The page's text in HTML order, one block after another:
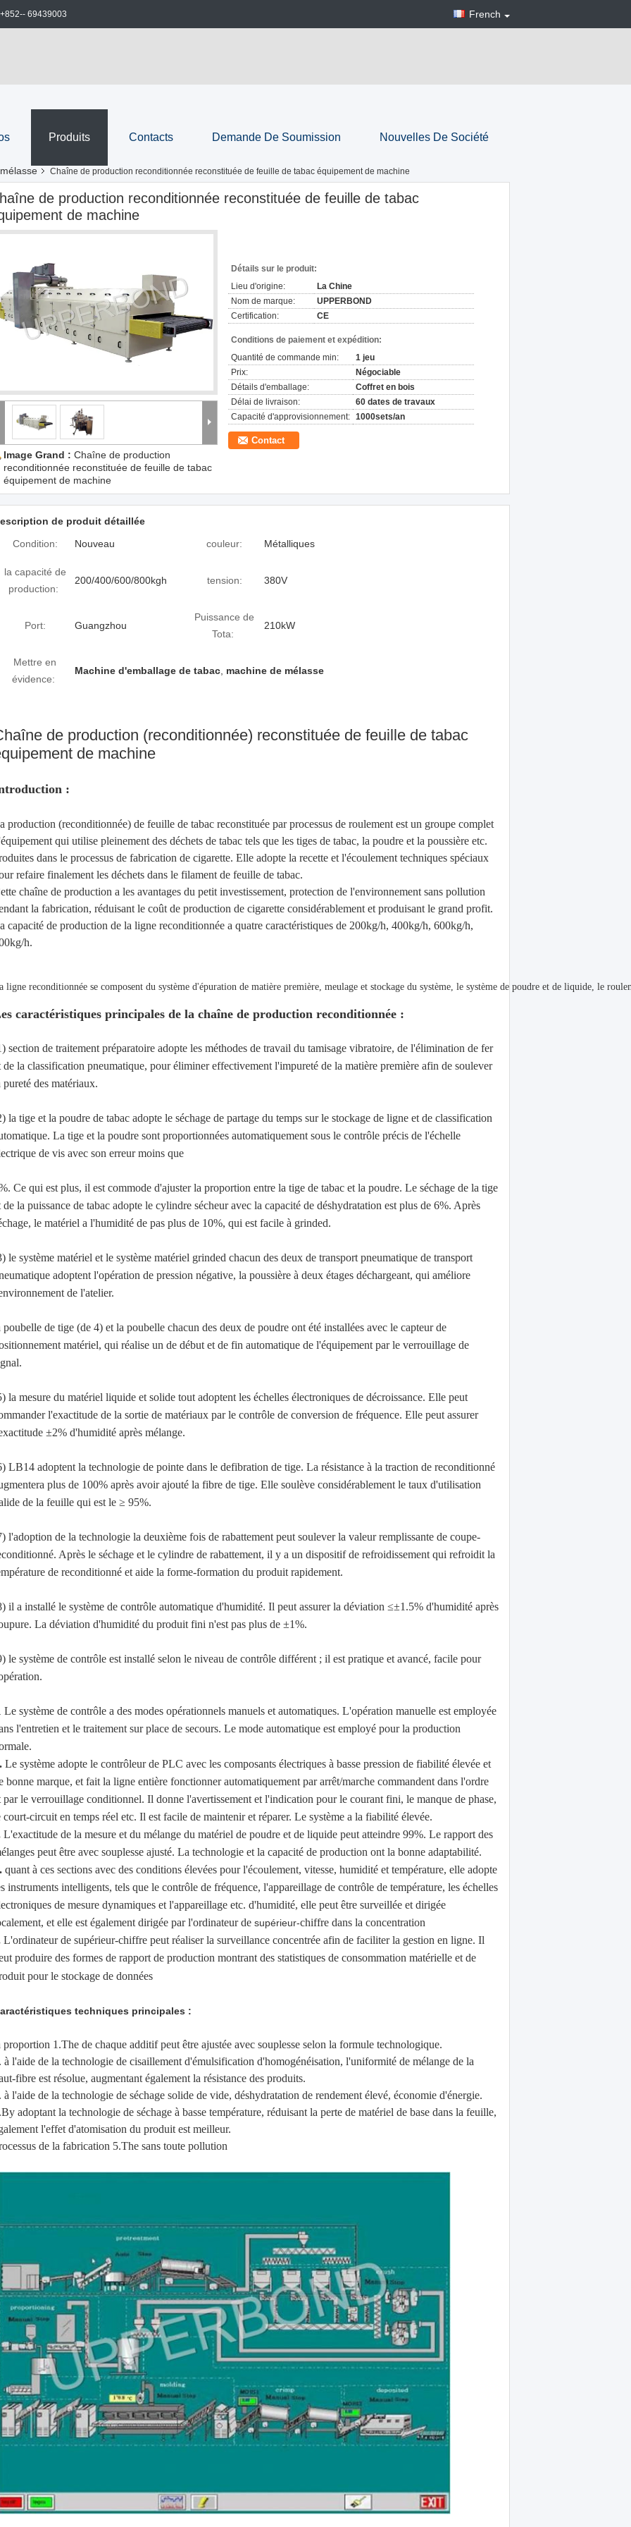
+852-- 69439003 French
Produits Contacts Demande De Soumission Nouvelles De Société
Chaîne de production reconditionnée reconstituée de feuille de tabac équipement de machine
de production reconditionnée reconstituée de feuille de tabac
de machine
Image Grand : Chaîne de production
reconditionnée reconstituée de feuille de tabac
équipement de machine
Détails sur le produit:
Lieu d'origine:
La Chine
Nom de marque:
UPPERBOND
Certification:
CE
Conditions de paiement et expédition:
Quantité de commande min:
1 jeu
Prix:
Négociable
Détails d'emballage:
Coffret en bois
Délai de livraison:
60 dates de travaux
Capacité d'approvisionnement: 1000sets/an
Contact
de produit détaillée
Condition:
Nouveau couleur: Métalliques
la capacité de
production:
200/400/600/800kgh tension: 380V
Port: Guangzhou
Puissance de
Tota:
210kW
Mettre en
évidence:
Machine d'emballage de tabac machine de mélasse
de production (reconditionnée) reconstituée de feuille de tabac
de machine
:
production (reconditionnée) de feuille de tabac reconstituée par processus de roulement est un groupe complet
qui utilise pleinement des déchets de tabac tels que les tiges de tabac, la poudre et la poussière etc.
dans le processus de fabrication de cigarette. Elle adopte la recette et l'écoulement techniques spéciaux
refaire finalement les déchets dans le filament de feuille de tabac.
chaîne de production a les avantages du petit investissement, protection de l'environnement sans pollution
la fabrication, réduisant le coût de production de cigarette considérablement et produisant le grand profit.
capacité de production de la ligne reconditionnée a quatre caractéristiques de 200kg/h, 400kg/h, 600kg/h,
h.
ligne reconditionnée se composent du système d'épuration de matière première, meulage et stockage du système, le système de poudre et de liquide, le
caractéristiques principales de la chaîne de production reconditionnée :
section de traitement préparatoire adopte les méthodes de travail du tamisage vibratoire, de l'élimination de fer
de la classification pneumatique, pour éliminer effectivement l'impureté de la matière première afin de soulever
pureté des matériaux.
la tige et la poudre de tabac adopte le séchage de partage du temps sur le stockage de ligne et de classification
La tige et la poudre sont proportionnées automatiquement sous le contrôle précis de l'échelle
de vis avec son erreur moins que
Ce qui est plus, il est commode d'ajuster la proportion entre la tige de tabac et la poudre. Le séchage de la tige
de la puissance de tabac adopte le cylindre sécheur avec la capacité de déshydratation est plus de 6%. Après
le matériel a l'humidité de pas plus de 10%, qui est facile à grinded.
le système matériel et le système matériel grinded chacun des deux de transport pneumatique de transport
adoptent l'opération de pression négative, la poussière à deux étages déchargeant, qui améliore
de l'atelier.
poubelle de tige (de 4) et la poubelle chacun des deux de poudre ont été installées avec le capteur de
matériel, qui réalise un de début et de fin automatique de l'équipement par le verrouillage de
la mesure du matériel liquide et solide tout adoptent les échelles électroniques de décroissance. Elle peut
l'exactitude de la sortie de matériaux par le contrôle de conversion de fréquence. Elle peut assurer
±2% d'humidité après mélange.
LB14 adoptent la technologie de pointe dans le defibration de tige. La résistance à la traction de reconditionné
plus de 100% après avoir ajouté la fibre de tige. Elle soulève considérablement le taux d'utilisation
de la feuille qui est le ≥ 95%.
l'adoption de la technologie la deuxième fois de rabattement peut soulever la valeur remplissante de coupe-
Après le séchage et le cylindre de rabattement, il y a un dispositif de refroidissement qui refroidit la
de reconditionné et aide la forme-formation du produit rapidement.
il a installé le système de contrôle automatique d'humidité. Il peut assurer la déviation ≤±1.5% d'humidité après
La déviation d'humidité du produit fini n'est pas plus de ±1%.
le système de contrôle est installé selon le niveau de contrôle différent ; il est pratique et avancé, facile pour
Le système de contrôle a des modes opérationnels manuels et automatiques. L'opération manuelle est employée
l'entretien et le traitement sur place de secours. Le mode automatique est employé pour la production
Le système adopte le contrôleur de PLC avec les composants électriques à basse pression de fiabilité élevée et
bonne marque, et fait la ligne entière fonctionner automatiquement par arrêt/marche commandent dans l'ordre
par le verrouillage conditionnel. Il donne l'avertissement et l'indication pour le courant fini, le manque de phase,
court-circuit en temps réel etc. Il est facile de maintenir et réparer. Le système a la fiabilité élevée.
L'exactitude de la mesure et du mélange du matériel de poudre et de liquide peut atteindre 99%. Le rapport des
peut être avec souplesse ajusté. La technologie et la capacité de production ont la bonne adaptabilité.
quant à ces sections avec des conditions élevées pour l'écoulement, vitesse, humidité et température, elle adopte
instruments intelligents, tels que le contrôle de fréquence, l'appareillage de contrôle de température, les échelles
de mesure dynamiques et l'appareillage etc. d'humidité, elle peut être surveillée et dirigée
et elle est également dirigée par l'ordinateur de supérieur-chiffre dans la concentration
L'ordinateur de supérieur-chiffre peut réaliser la surveillance concentrée afin de faciliter la gestion en ligne. Il
produire des formes de rapport de production montrant des statistiques de consommation matérielle et de
pour le stockage de données
techniques principales :
proportion 1.The de chaque additif peut être ajustée avec souplesse selon la formule technologique.
à l'aide de la technologie de cisaillement d'émulsification d'homogénéisation, l'uniformité de mélange de la
fibre est résolue, augmentant également la résistance des produits.
à l'aide de la technologie de séchage solide de vide, déshydratation de rendement élevé, économie d'énergie.
adoptant la technologie de séchage à basse température, réduisant la perte de matériel de base dans la feuille,
l'effet d'atomisation du produit est meilleur.
de la fabrication 5.The sans toute pollution